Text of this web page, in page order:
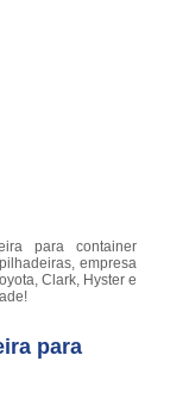
para container
empresa
Clark, Hyster e
para